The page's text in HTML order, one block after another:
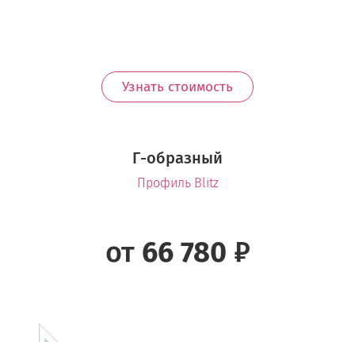
Узнать стоимость
Г-образный
Профиль Blitz
от 66 780 ₽